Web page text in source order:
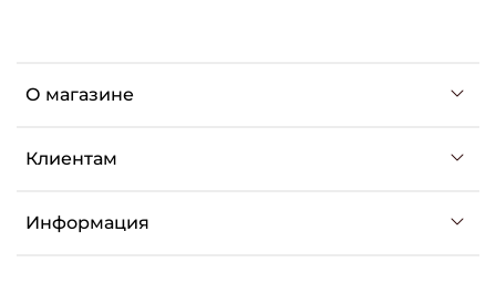
О магазине
Клиентам
Информация